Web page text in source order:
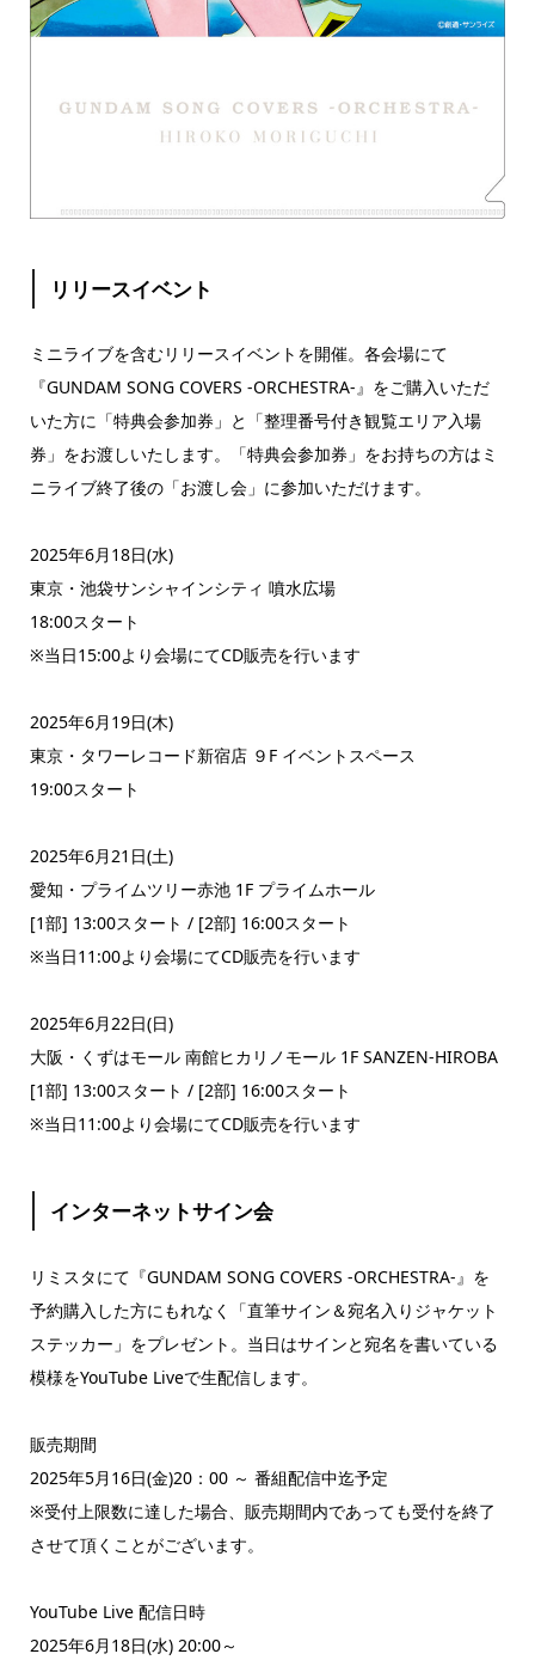
リリースイベント
ミニライブを含むリリースイベントを開催。各会場にて
『GUNDAM SONG COVERS -ORCHESTRA-』をご購入いただ
いた方に「特典会参加券」と「整理番号付き観覧エリア入場
券」をお渡しいたします。「特典会参加券」をお持ちの方はミ
ニライブ終了後の「お渡し会」に参加いただけます。
2025年6月18日(水)
東京・池袋サンシャインシティ 噴水広場
18:00スタート
※当日15:00より会場にてCD販売を行います
2025年6月19日(木)
東京・タワーレコード新宿店 ９F イベントスペース
19:00スタート
2025年6月21日(土)
愛知・プライムツリー赤池 1F プライムホール
[1部] 13:00スタート / [2部] 16:00スタート
※当日11:00より会場にてCD販売を行います
2025年6月22日(日)
大阪・くずはモール 南館ヒカリノモール 1F SANZEN-HIROBA
[1部] 13:00スタート / [2部] 16:00スタート
※当日11:00より会場にてCD販売を行います
インターネットサイン会
リミスタにて『GUNDAM SONG COVERS -ORCHESTRA-』を
予約購入した方にもれなく「直筆サイン＆宛名入りジャケット
ステッカー」をプレゼント。当日はサインと宛名を書いている
模様をYouTube Liveで生配信します。
販売期間
2025年5月16日(金)20：00 ～ 番組配信中迄予定
※受付上限数に達した場合、販売期間内であっても受付を終了
させて頂くことがございます。
YouTube Live 配信日時
2025年6月18日(水) 20:00～